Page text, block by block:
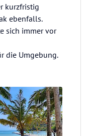
kurzfristig
ebenfalls.
sich immer vor
die Umgebung.